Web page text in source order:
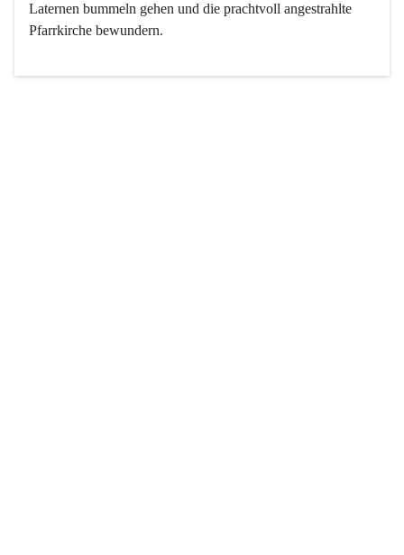
Laternen bummeln gehen und die prachtvoll angestrahlte
Pfarrkirche bewundern.
Der Weinbau dominert heute nicht mehr, ist aber integrativer